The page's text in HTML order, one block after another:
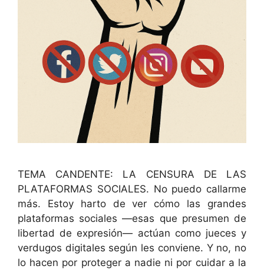
TEMA CANDENTE: LA CENSURA DE LAS
PLATAFORMAS SOCIALES. No puedo callarme
más. Estoy harto de ver cómo las grandes
plataformas sociales —esas que presumen de
libertad de expresión— actúan como jueces y
verdugos digitales según les conviene. Y no, no
lo hacen por proteger a nadie ni por cuidar a la